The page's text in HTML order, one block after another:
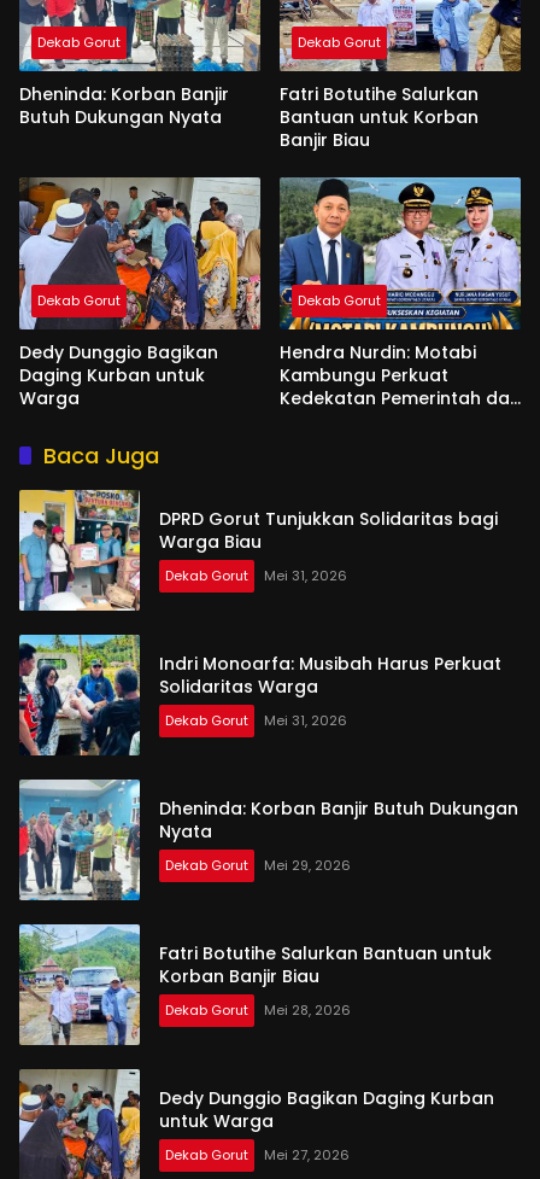
Dekab Gorut
Dheninda: Korban Banjir
Butuh Dukungan Nyata
Dekab Gorut
Fatri Botutihe Salurkan
Bantuan untuk Korban
Banjir Biau
Dekab Gorut
Dedy Dunggio Bagikan
Daging Kurban untuk
Warga
Dekab Gorut
Hendra Nurdin: Motabi
Kambungu Perkuat
Kedekatan Pemerintah dan
Baca Juga
DPRD Gorut Tunjukkan Solidaritas bagi
Warga Biau
Dekab Gorut Mei 31, 2026
Indri Monoarfa: Musibah Harus Perkuat
Solidaritas Warga
Dekab Gorut Mei 31, 2026
Dheninda: Korban Banjir Butuh Dukungan
Nyata
Dekab Gorut Mei 29, 2026
Fatri Botutihe Salurkan Bantuan untuk
Korban Banjir Biau
Dekab Gorut Mei 28, 2026
Dedy Dunggio Bagikan Daging Kurban
untuk Warga
Dekab Gorut Mei 27, 2026